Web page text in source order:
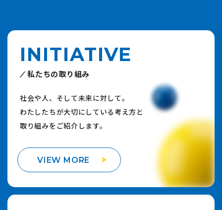
INITIATIVE
私たちの取り組み
社会や人、そして未来に対して。
わたしたちが大切にしている考え方と
取り組みをご紹介します。
VIEW MORE